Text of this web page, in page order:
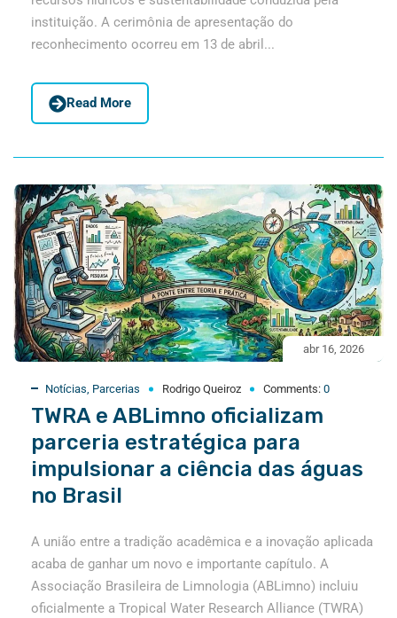
instituição. A cerimônia de apresentação do
reconhecimento ocorreu em 13 de abril...
Read More
abr 16, 2026
Notícias, Parcerias Rodrigo Queiroz Comments: 0
TWRA e ABLimno oficializam
parceria estratégica para
impulsionar a ciência das águas
no Brasil
A união entre a tradição acadêmica e a inovação aplicada
acaba de ganhar um novo e importante capítulo. A
Associação Brasileira de Limnologia (ABLimno) incluiu
oficialmente a Tropical Water Research Alliance (TWRA)